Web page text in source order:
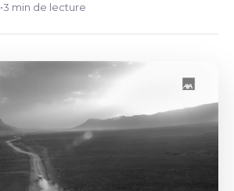
•3 min de lecture